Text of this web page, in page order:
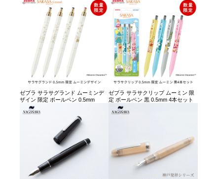
ゼブラ サラサグランド ムーミンデ
ザイン 限定 ボールペン 0.5mm
ゼブラ サラサクリップ ムーミン 限
定 ボールペン 黒 0.5mm 4本セット